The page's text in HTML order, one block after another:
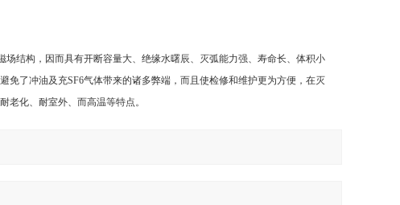
结构，因而具有开断容量大、绝缘水曙辰、灭弧能力强、寿命长、体积小
了冲油及充SF6气体带来的诸多弊端，而且使检修和维护更为方便，在灭
老化、耐室外、而高温等特点。